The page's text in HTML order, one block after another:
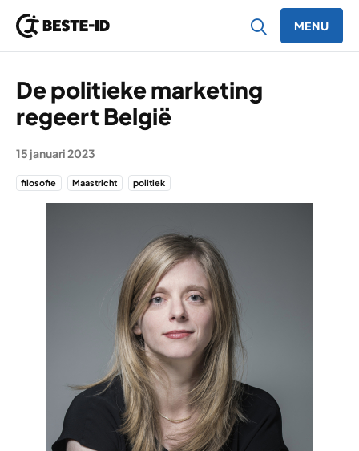
MENU
De politieke marketing
regeert België
15 januari 2023
filosofie Maastricht politiek